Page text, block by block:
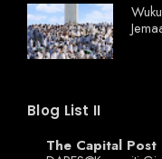
Blog List II
The Capital Post